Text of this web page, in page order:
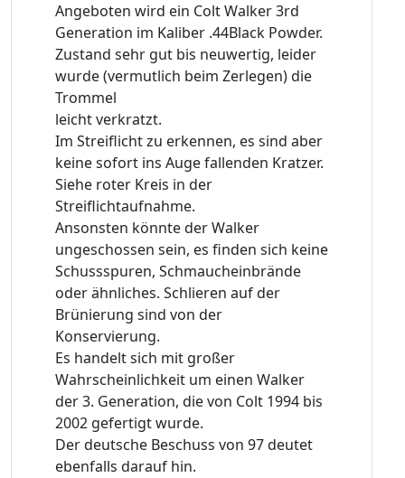
Angeboten wird ein Colt Walker 3rd
Generation im Kaliber .44Black Powder.
Zustand sehr gut bis neuwertig, leider
wurde (vermutlich beim Zerlegen) die
Trommel
leicht verkratzt.
Im Streiflicht zu erkennen, es sind aber
keine sofort ins Auge fallenden Kratzer.
Siehe roter Kreis in der
Streiflichtaufnahme.
Ansonsten könnte der Walker
ungeschossen sein, es finden sich keine
Schussspuren, Schmaucheinbrände
oder ähnliches. Schlieren auf der
Brünierung sind von der
Konservierung.
Es handelt sich mit großer
Wahrscheinlichkeit um einen Walker
der 3. Generation, die von Colt 1994 bis
2002 gefertigt wurde.
Der deutsche Beschuss von 97 deutet
ebenfalls darauf hin.